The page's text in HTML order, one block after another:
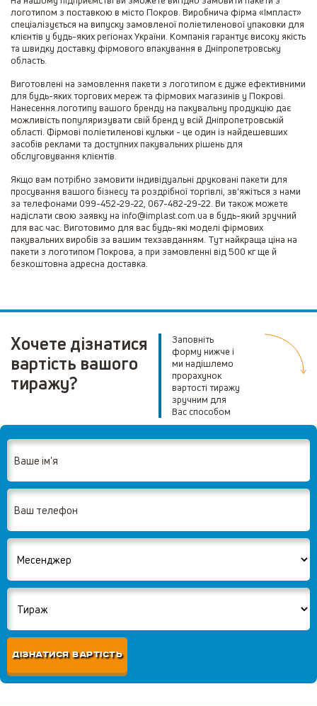
логотипом з поставкою в місто Покров. Виробнича фірма «Імпласт»
спеціалізується на випуску замовленої поліетиленової упаковки для
клієнтів у будь-яких регіонах України. Компанія гарантує високу якість
та швидку доставку фірмового впакування в Дніпропетровську
область.
Виготовлені на замовлення пакети з логотипом є дуже ефективними
для будь-яких торгових мереж та фірмових магазинів у Покрові.
Нанесення логотипу вашого бренду на пакувальну продукцію дає
можливість популяризувати свій бренд у всій Дніпропетровській
області. Фірмові поліетиленові кульки - це один із найдешевших
засобів реклами та доступних пакувальних рішень для
обслуговування клієнтів.
Якщо вам потрібно замовити індивідуальні друковані пакети для
просування вашого бізнесу та роздрібної торгівлі, зв'яжіться з нами
за телефонами 099-452-29-22, 067-482-29-22. Ви також можете
надіслати свою заявку на info@implast.com.ua в будь-який зручний
для вас час. Виготовимо для вас будь-які моделі фірмових
пакувальних виробів за вашим техзавданням. Тут найкраща ціна на
пакети з логотипом Покрова, а при замовленні від 500 кг ще й
безкоштовна адресна доставка.
Хочете дізнатися
вартість вашого
тиражу?
Заповніть
форму нижче і
ми надішлемо
прорахунок
вартості тиражу
зручним для
Вас способом
ДІЗНАТИСЯ ВАРТІСТЬ